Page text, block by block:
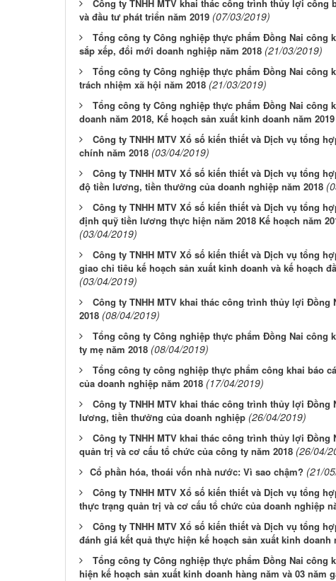
Công ty TNHH MTV khai thác công trình thủy lợi công
và đầu tư phát triển năm 2019 (07/03/2019)
Tổng công ty Công nghiệp thực phẩm Đồng Nai công
sắp xếp, đổi mới doanh nghiệp năm 2018 (21/03/2019)
Tổng công ty Công nghiệp thực phẩm Đồng Nai công
trách nhiệm xã hội năm 2018 (21/03/2019)
Tổng công ty Công nghiệp thực phẩm Đồng Nai công
doanh năm 2018, Kế hoạch sản xuất kinh doanh năm 2019
Công ty TNHH MTV Xổ số kiến thiết và Dịch vụ tổng
chính năm 2018 (03/04/2019)
Công ty TNHH MTV Xổ số kiến thiết và Dịch vụ tổng
độ tiền lương, tiền thưởng của doanh nghiệp năm 2018
Công ty TNHH MTV Xổ số kiến thiết và Dịch vụ tổng
định quỹ tiền lương thực hiện năm 2018 Kế hoạch năm
(03/04/2019)
Công ty TNHH MTV Xổ số kiến thiết và Dịch vụ tổng
giao chỉ tiêu kế hoạch sản xuất kinh doanh và kế hoạch
(03/04/2019)
Công ty TNHH MTV khai thác công trình thủy lợi Đồng
2018 (08/04/2019)
Tổng công ty Công nghiệp thực phẩm Đồng Nai công
ty mẹ năm 2018 (08/04/2019)
Tổng công ty công nghiệp thực phẩm công khai báo
của doanh nghiệp năm 2018 (17/04/2019)
Công ty TNHH MTV khai thác công trình thủy lợi Đồng
lương, tiền thưởng của doanh nghiệp (26/04/2019)
Công ty TNHH MTV khai thác công trình thủy lợi Đồng
quản trị và cơ cấu tổ chức của công ty năm 2018 (26/04/
​Cổ phần hóa, thoái vốn nhà nước: Vì sao chậm? (21/
Công ty TNHH MTV Xổ số kiến thiết và Dịch vụ tổng
thực trạng quản trị và cơ cấu tổ chức của doanh nghiệp
Công ty TNHH MTV Xổ số kiến thiết và Dịch vụ tổng
đánh giá kết quả thực hiện kế hoạch sản xuất kinh doanh
Tổng công ty Công nghiệp thực phẩm Đồng Nai công
hiện kế hoạch sản xuất kinh doanh hàng năm và 03 năm